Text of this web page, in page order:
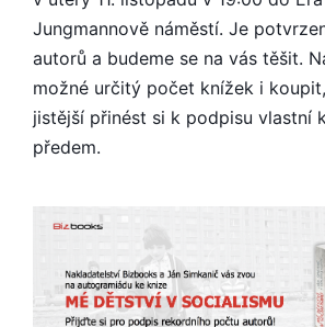
Jungmannově náměstí. Je
autorů a budeme se na vás těšit.
možné určitý počet knížek i
jistější přinést si k podpisu vlastní
předem.